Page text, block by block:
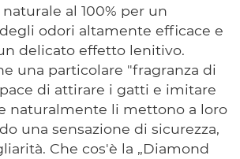
al 100% per un
odori altamente efficace e
delicato effetto lenitivo.
una particolare "fragranza di
di attirare i gatti e imitare
naturalmente li mettono a loro
una sensazione di sicurezza,
Che cos'è la „Diamond